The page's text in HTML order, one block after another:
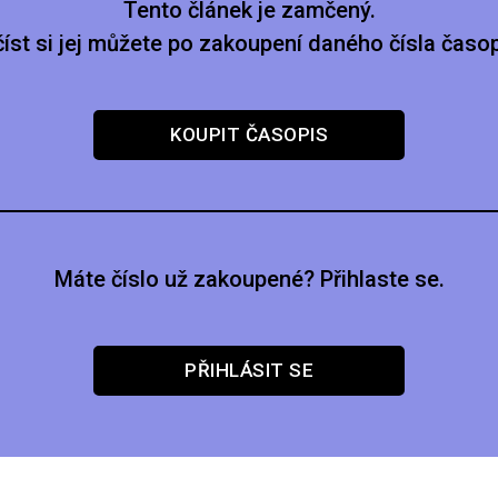
Tento článek je zamčený.
si jej můžete po zakoupení daného čísla
KOUPIT ČASOPIS
Máte číslo už zakoupené? Přihlaste se.
PŘIHLÁSIT SE